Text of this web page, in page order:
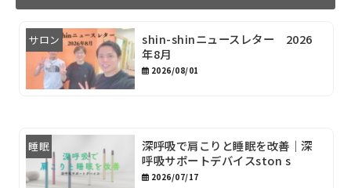
サロン
shin-shinニュースレター 2026
年8月
2026/08/01
睡眠
深呼吸で肩こりと睡眠を改善｜深
呼吸サポートデバイスston s
2026/07/17